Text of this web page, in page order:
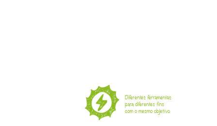
Diferentes ferramentas
para diferentes fins
com o mesmo objetivo